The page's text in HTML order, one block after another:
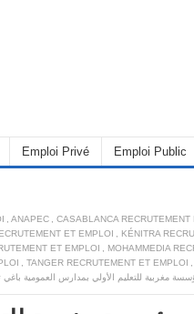
Emploi Privé Emploi Public
ANAPEC CASABLANCA RECRUTEMENT
ET EMPLOI KÉNITRA
ET EMPLOI MOHAMMEDIA
TANGER RECRUTEMENT ET EMPLOI